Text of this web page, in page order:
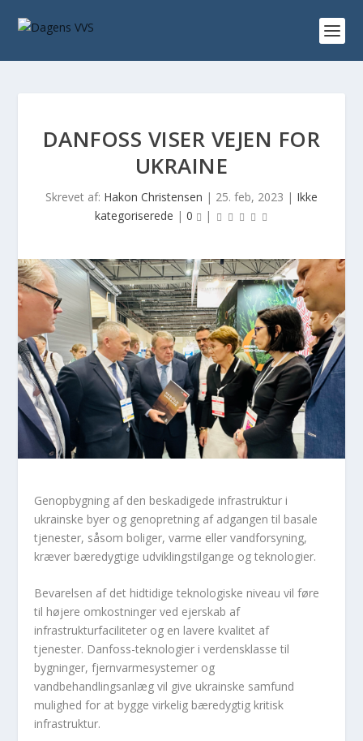
DANFOSS VISER VEJEN FOR
UKRAINE
Skrevet af: Hakon Christensen | 25. feb, 2023 | Ikke
kategoriserede | 0 |
Genopbygning af den beskadigede infrastruktur i
ukrainske byer og genopretning af adgangen til basale
tjenester, såsom boliger, varme eller vandforsyning,
kræver bæredygtige udviklingstilgange og teknologier.
Bevarelsen af ​​det hidtidige teknologiske niveau vil føre
til højere omkostninger ved ejerskab af
infrastrukturfaciliteter og en lavere kvalitet af
tjenester. Danfoss-teknologier i verdensklasse til
bygninger, fjernvarmesystemer og
vandbehandlingsanlæg vil give ukrainske samfund
mulighed for at bygge virkelig bæredygtig kritisk
infrastruktur.